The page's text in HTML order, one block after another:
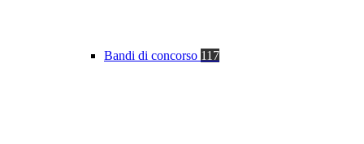
Bandi di concorso 117